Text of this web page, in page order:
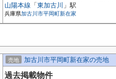
山陽本線 「 東加古川 」駅
兵庫県加古川市平岡町新在家
売地 加古川市平岡町新在家の売地
過去掲載物件